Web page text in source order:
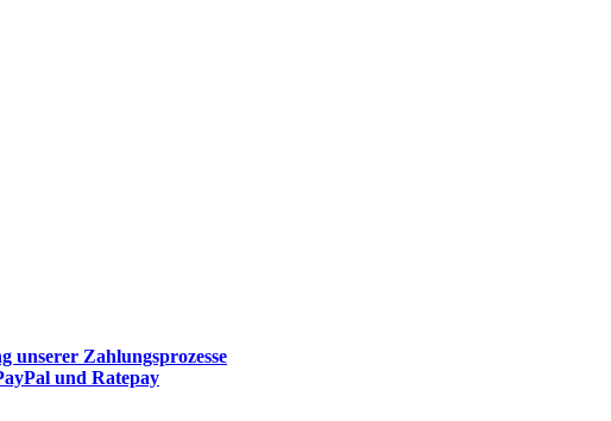
unserer Zahlungsprozesse
und Ratepay